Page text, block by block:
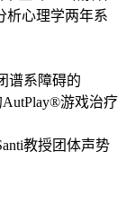
析心理学两年系
谱系障碍的
游戏治疗
教授团体声势